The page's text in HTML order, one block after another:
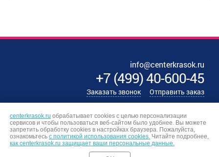
info@centerkrasok.ru
+7(499)40-600-45
Заказать звонок Отправить заказ
centerkrasok.ru обрабатывает cookies с целью персонализации
сервисов и чтобы пользоваться веб-сайтом было удобнее. Вы можете
запретить обработку сookies в настройках браузера. Пожалуйста,
ознакомьтесь с политикой использования cookies. Читайте подробнее,
как centerkrasok.ru защищает ваши персональные данные.